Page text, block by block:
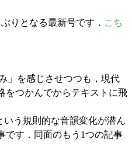
りとなる最新号です． こち
」を感じさせつつも，現代
をつかんでからテキストに飛
いう規則的な音韻変化が潜ん
です．同面のもう1つの記事